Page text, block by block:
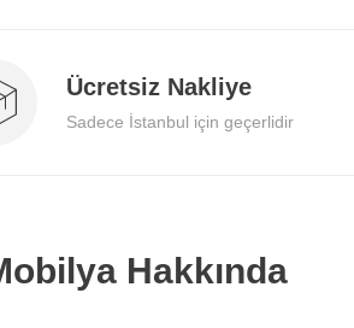
Ücretsiz Nakliye
Sadece İstanbul için geçerlidir
Hakkında